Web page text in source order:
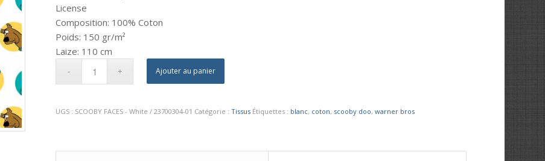
License
Composition: 100% Coton
Poids: 150 gr/m²
Laize: 110 cm
Ajouter au panier
UGS : SCOOBY FACES - White / 23700304-01 Catégorie :Tissus Étiquettes : blanc, coton, scooby doo,warner bros